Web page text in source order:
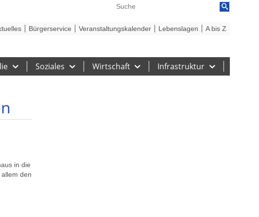
Soziales Wirtschaft Infrastruktur
Bürgerservice Veranstaltungskalender Lebenslagen A bis Z
in die
den